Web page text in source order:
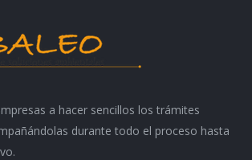
a hacer sencillos los trámites
durante todo el proceso hasta